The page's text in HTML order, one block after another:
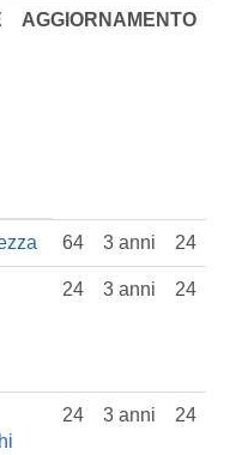
AGGIORNAMENTO
64 3 anni 24
24 3 anni 24
24 3 anni 24